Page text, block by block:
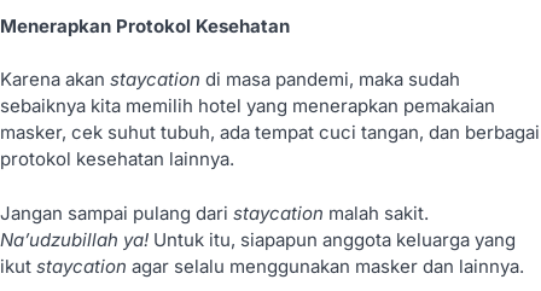
Menerapkan Protokol Kesehatan
Karena akan staycation di masa pandemi, maka sudah
sebaiknya kita memilih hotel yang menerapkan pemakaian
masker, cek suhut tubuh, ada tempat cuci tangan, dan berbagai
protokol kesehatan lainnya.
Jangan sampai pulang dari staycation malah sakit.
Na’udzubillah ya! Untuk itu, siapapun anggota keluarga yang
ikut staycation agar selalu menggunakan masker dan lainnya.